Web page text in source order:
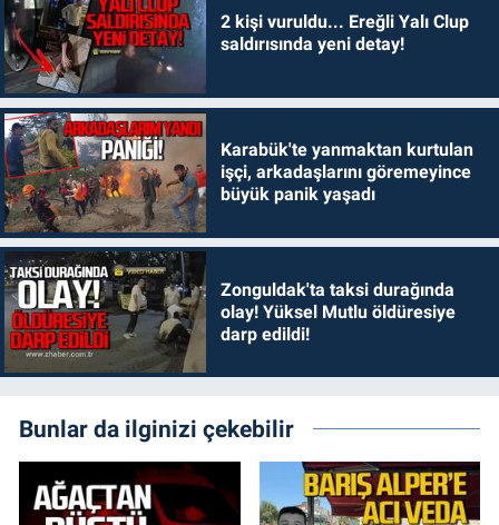
2 kişi vuruldu... Ereğli Yalı Clup
saldırısında yeni detay!
Karabük'te yanmaktan kurtulan
işçi, arkadaşlarını göremeyince
büyük panik yaşadı
Zonguldak'ta taksi durağında
olay! Yüksel Mutlu öldüresiye
darp edildi!
Bunlar da ilginizi çekebilir